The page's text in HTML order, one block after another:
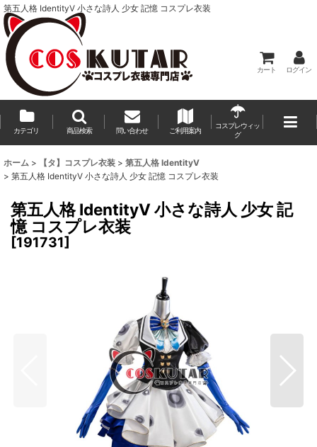
第五人格 IdentityV 小さな詩人 少女 記憶 コスプレ衣装
カート ログイン
カテゴリ 商品検索 問い合わせ ご利用案内
コスプレウィッ
グ
ホーム > 【タ】コスプレ衣装 > 第五人格 IdentityV
> 第五人格 IdentityV 小さな詩人 少女 記憶 コスプレ衣装
第五人格 IdentityV 小さな詩人 少女 記
憶 コスプレ衣装
[191731]